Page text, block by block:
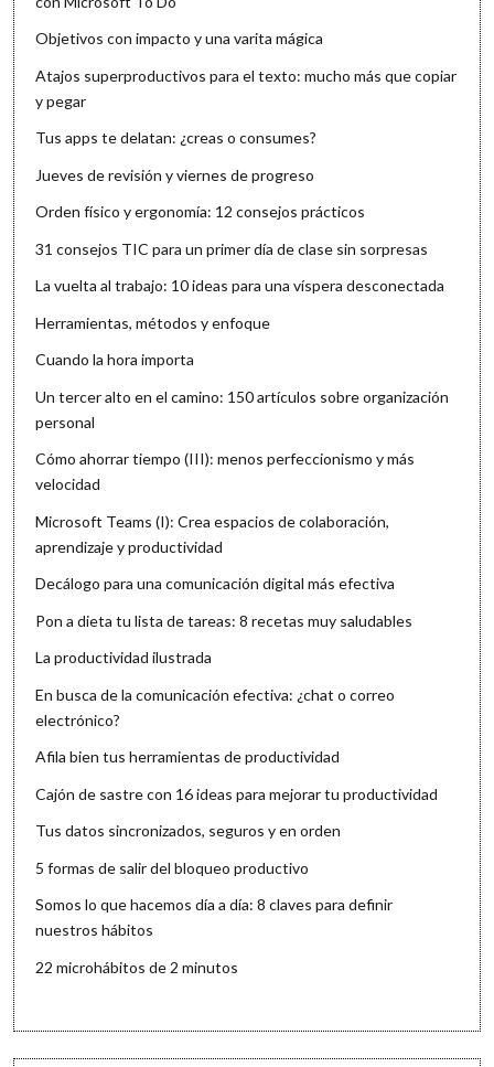
Objetivos con impacto y una varita mágica
Atajos superproductivos para el texto: mucho más que copiar
y pegar
Tus apps te delatan: ¿creas o consumes?
Jueves de revisión y viernes de progreso
Orden físico y ergonomía: 12 consejos prácticos
31 consejos TIC para un primer día de clase sin sorpresas
La vuelta al trabajo: 10 ideas para una víspera desconectada
Herramientas, métodos y enfoque
Cuando la hora importa
Un tercer alto en el camino: 150 artículos sobre organización
personal
Cómo ahorrar tiempo (III): menos perfeccionismo y más
velocidad
Microsoft Teams (I): Crea espacios de colaboración,
aprendizaje y productividad
Decálogo para una comunicación digital más efectiva
Pon a dieta tu lista de tareas: 8 recetas muy saludables
La productividad ilustrada
En busca de la comunicación efectiva: ¿chat o correo
electrónico?
Afila bien tus herramientas de productividad
Cajón de sastre con 16 ideas para mejorar tu productividad
Tus datos sincronizados, seguros y en orden
5 formas de salir del bloqueo productivo
Somos lo que hacemos día a día: 8 claves para definir
nuestros hábitos
22 microhábitos de 2 minutos